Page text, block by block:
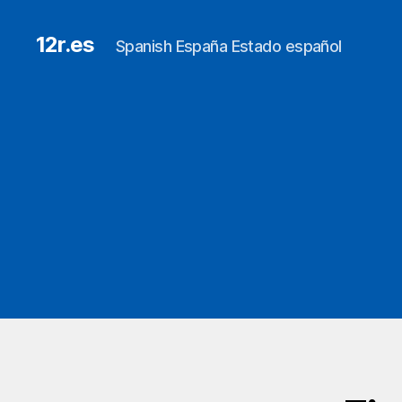
12r.es Spanish España Estado español